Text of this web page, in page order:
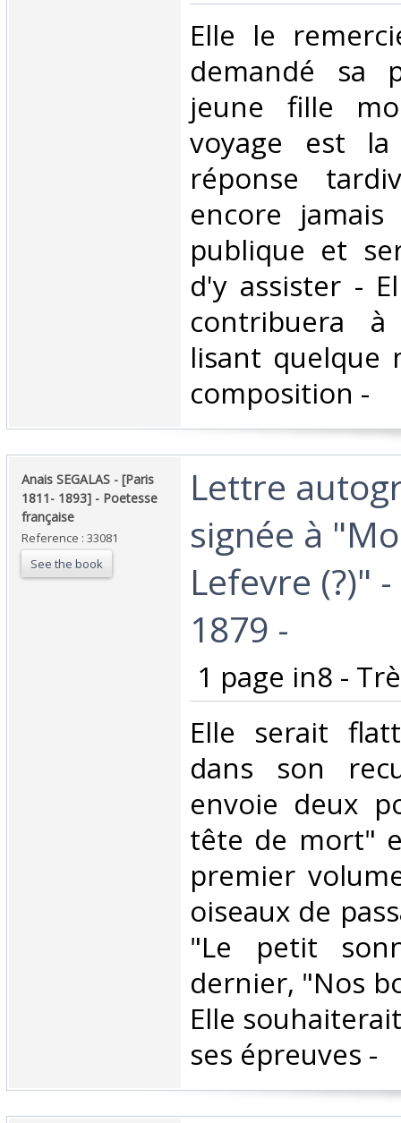
‎Elle le
demandé sa
jeune fille
voyage est
réponse
encore
publique et
d'y assister -
contribuera
lisant quelque
composition - ‎
‎Anais SEGALAS - [Paris
1811- 1893] - Poetesse
française‎
Reference : 33081
See the book
‎Lettre
signée à
Lefevre (?)"
1879 -‎
1 page in8 -
‎Elle serait
dans son
envoie deux
tête de mort"
premier
oiseaux de
"Le petit
dernier, "Nos
Elle
ses épreuves - ‎